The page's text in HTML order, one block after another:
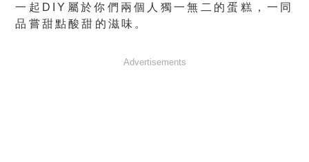
一起DIY屬於你們兩個人獨一無二的蛋糕，一同
品嘗甜點酸甜的滋味。
Advertisements